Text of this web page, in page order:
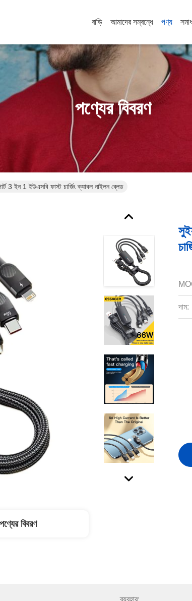
বাড়ি আমাদের সম্বন্ধে পণ্য
পণ্যের বিবরণ
3 ইন 1 ইউএসবি ফাস্ট চার্জিং ক্যাবল নাইলন ব্লেড
দাম:
পণ্যের বিবরণ
ব্যবহার: